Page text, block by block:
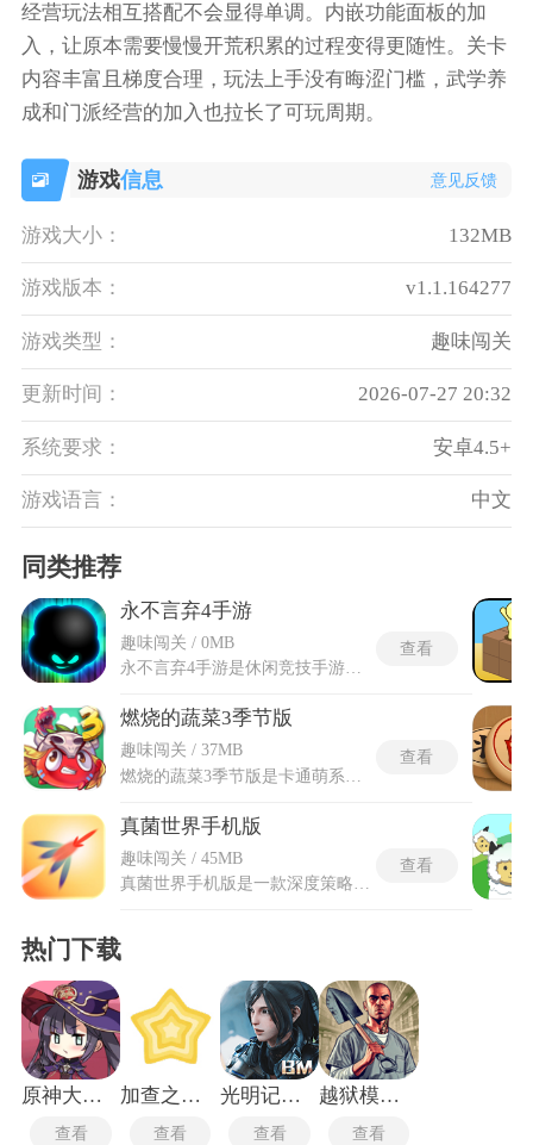
经营玩法相互搭配不会显得单调。内嵌功能面板的加
入，让原本需要慢慢开荒积累的过程变得更随性。关卡
内容丰富且梯度合理，玩法上手没有晦涩门槛，武学养
成和门派经营的加入也拉长了可玩周期。
游戏信息 意见反馈
游戏大小： 132MB
游戏版本： v1.1.164277
游戏类型： 趣味闯关
更新时间： 2026-07-27 20:32
系统要求： 安卓4.5+
游戏语言： 中文
同类推荐
永不言弃4手游
趣味闯关 / 0MB
查看
燃烧的蔬菜3季节版
趣味闯关 / 37MB
查看
真菌世界手机版
趣味闯关 / 45MB
真菌世界手机版是一款深度策略模拟游戏，玩家从一粒微小的种子起步，逐步培养真菌军团，通过精细的培育和扩张策略来征服敌对星球。游戏的核心玩法包括在初始星球上种植有机物和半有机植物，培育出具有攻击或生产功能的真菌树，每颗星球可容纳五棵树，其中攻击型用于防御敌人，生产型则生成种子用于探索和占领。玩家需管理真菌的属性，如大小、头部长度和翅膀长度，这些直接影响其攻击力和防御能力，同时星球自身拥有能量、力量和速度三个关键属性，需通过资源收集和战略部署来优化。
查看
热门下载
原神大战丘丘人
查看
加查之星中文版
查看
光明记忆无限
查看
越狱模拟器手机版
查看